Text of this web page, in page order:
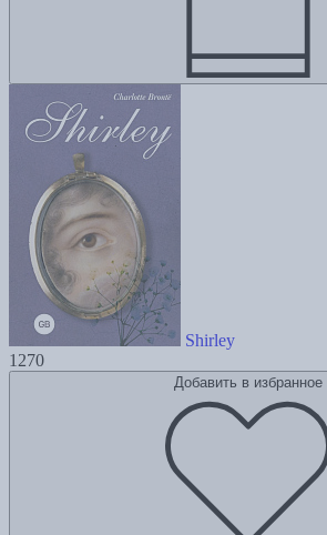
Shirley
1270
Добавить в избранное